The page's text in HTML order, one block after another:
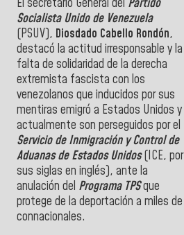
El secretario General del Partido
Socialista Unido de Venezuela
(PSUV), Diosdado Cabello Rondón,
destacó la actitud irresponsable y la
falta de solidaridad de la derecha
extremista fascista con los
venezolanos que inducidos por sus
mentiras emigró a Estados Unidos y
actualmente son perseguidos por el
Servicio de Inmigración y Control de
Aduanas de Estados Unidos(ICE, por
sus siglas en inglés), ante la
anulación del Programa TPSque
protege de la deportación a miles de
connacionales.